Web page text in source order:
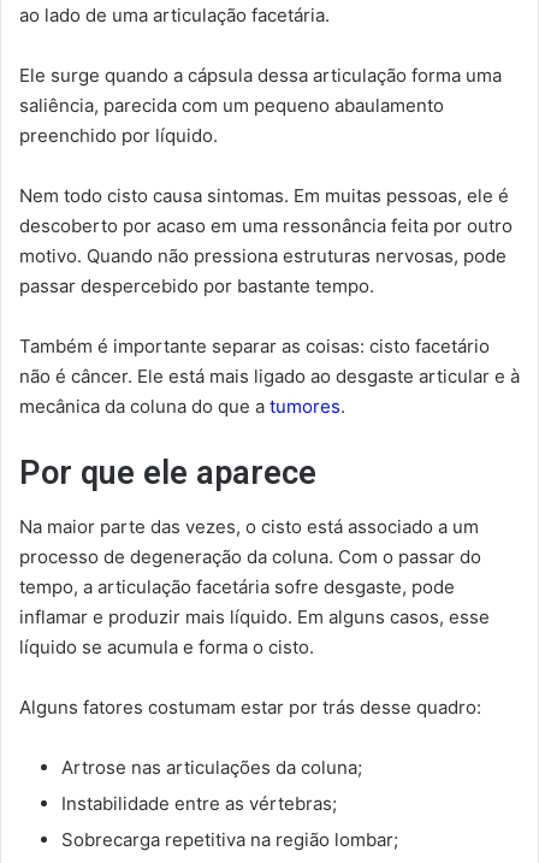
ao lado de uma articulação facetária.
Ele surge quando a cápsula dessa articulação forma uma
saliência, parecida com um pequeno abaulamento
preenchido por líquido.
Nem todo cisto causa sintomas. Em muitas pessoas, ele é
descoberto por acaso em uma ressonância feita por outro
motivo. Quando não pressiona estruturas nervosas, pode
passar despercebido por bastante tempo.
Também é importante separar as coisas: cisto facetário
não é câncer. Ele está mais ligado ao desgaste articular e à
mecânica da coluna do que a tumores.
Por que ele aparece
Na maior parte das vezes, o cisto está associado a um
processo de degeneração da coluna. Com o passar do
tempo, a articulação facetária sofre desgaste, pode
inflamar e produzir mais líquido. Em alguns casos, esse
líquido se acumula e forma o cisto.
Alguns fatores costumam estar por trás desse quadro:
Artrose nas articulações da coluna;
Instabilidade entre as vértebras;
Sobrecarga repetitiva na região lombar;